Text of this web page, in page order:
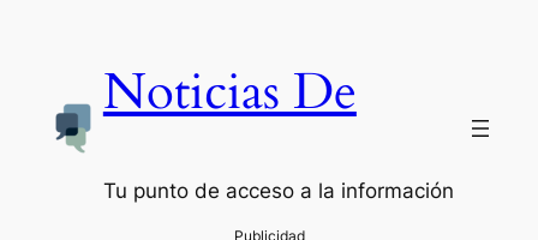
Noticias De
Tu punto de acceso a la información